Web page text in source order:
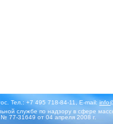
Тел.: +7 495 718-84-11, E-mail:
службе по надзору в сфере
77-31649 от 04 апреля 2008 г.